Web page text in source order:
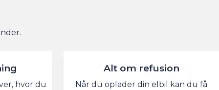
hvor du
Alt om refusion
Når du oplader din elbil kan du få